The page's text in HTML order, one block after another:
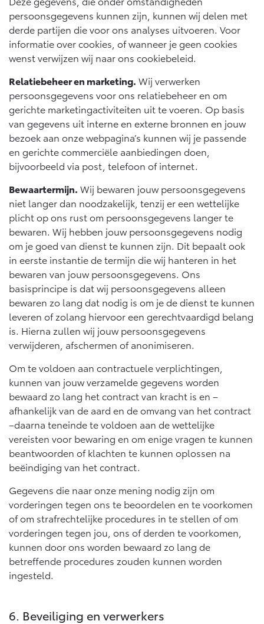
persoonsgegevens kunnen zijn, kunnen wij delen met
derde partijen die voor ons analyses uitvoeren. Voor
informatie over cookies, of wanneer je geen cookies
wenst verwijzen wij naar ons cookiebeleid.
Relatiebeheer en marketing. Wij verwerken
persoonsgegevens voor ons relatiebeheer en om
gerichte marketingactiviteiten uit te voeren. Op basis
van gegevens uit interne en externe bronnen en jouw
bezoek aan onze webpagina’s kunnen wij je passende
en gerichte commerciële aanbiedingen doen,
bijvoorbeeld via post, telefoon of internet.
Bewaartermijn. Wij bewaren jouw persoonsgegevens
niet langer dan noodzakelijk, tenzij er een wettelijke
plicht op ons rust om persoonsgegevens langer te
bewaren. Wij hebben jouw persoonsgegevens nodig
om je goed van dienst te kunnen zijn. Dit bepaalt ook
in eerste instantie de termijn die wij hanteren in het
bewaren van jouw persoonsgegevens. Ons
basisprincipe is dat wij persoonsgegevens alleen
bewaren zo lang dat nodig is om je de dienst te kunnen
leveren of zolang hiervoor een gerechtvaardigd belang
is. Hierna zullen wij jouw persoonsgegevens
verwijderen, afschermen of anonimiseren.
Om te voldoen aan contractuele verplichtingen,
kunnen van jouw verzamelde gegevens worden
bewaard zo lang het contract van kracht is en –
afhankelijk van de aard en de omvang van het contract
–daarna teneinde te voldoen aan de wettelijke
vereisten voor bewaring en om enige vragen te kunnen
beantwoorden of klachten te kunnen oplossen na
beëindiging van het contract.
Gegevens die naar onze mening nodig zijn om
vorderingen tegen ons te beoordelen en te voorkomen
of om strafrechtelijke procedures in te stellen of om
vorderingen tegen jou, ons of derden te voorkomen,
kunnen door ons worden bewaard zo lang de
betreffende procedures zouden kunnen worden
ingesteld.
6. Beveiliging en verwerkers